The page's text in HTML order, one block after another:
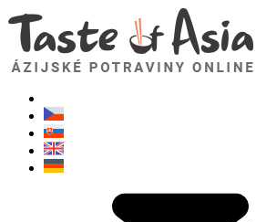
TasteOfAsia.sk
Neváhajte sa opýtať. Som tu pre vás!